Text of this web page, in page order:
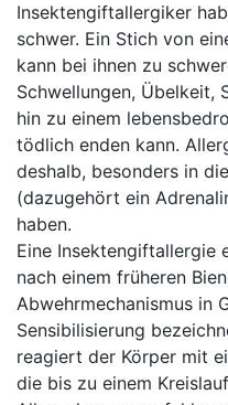
Insektengiftallergiker
schwer. Ein Stich von
kann bei ihnen zu
Schwellungen, Übelkeit,
hin zu einem
tödlich enden kann.
deshalb, besonders in
(dazugehört ein
haben.
Eine Insektengiftallergie
nach einem früheren
Abwehrmechanismus in
Sensibilisierung
reagiert der Körper mit
die bis zu einem